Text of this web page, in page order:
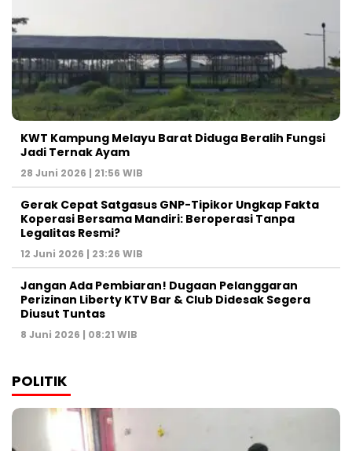
KWT Kampung Melayu Barat Diduga Beralih Fungsi
Jadi Ternak Ayam
28 Juni 2026 | 21:56 WIB
Gerak Cepat Satgasus GNP-Tipikor Ungkap Fakta
Koperasi Bersama Mandiri: Beroperasi Tanpa
Legalitas Resmi?
12 Juni 2026 | 23:26 WIB
Jangan Ada Pembiaran! Dugaan Pelanggaran
Perizinan Liberty KTV Bar & Club Didesak Segera
Diusut Tuntas
8 Juni 2026 | 08:21 WIB
POLITIK